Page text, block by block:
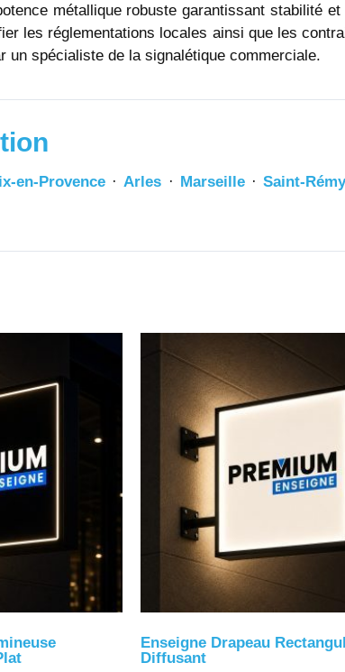
métallique robuste garantissant stabilité
les réglementations locales ainsi que les
un spécialiste de la signalétique commerciale.
en-Provence·Arles · Marseille·Saint-
Enseigne Drapeau
Diffusant